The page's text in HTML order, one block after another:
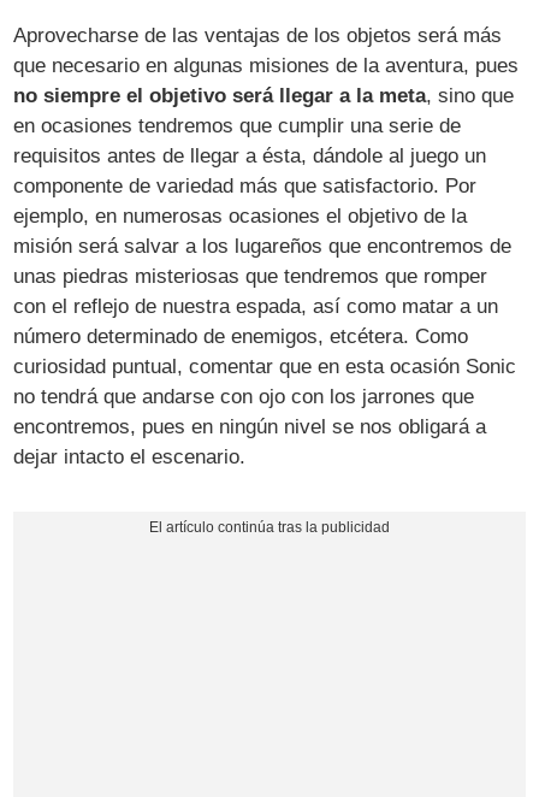
Aprovecharse de las ventajas de los objetos será más
que necesario en algunas misiones de la aventura, pues
no siempre el objetivo será llegar a la meta, sino que
en ocasiones tendremos que cumplir una serie de
requisitos antes de llegar a ésta, dándole al juego un
componente de variedad más que satisfactorio. Por
ejemplo, en numerosas ocasiones el objetivo de la
misión será salvar a los lugareños que encontremos de
unas piedras misteriosas que tendremos que romper
con el reflejo de nuestra espada, así como matar a un
número determinado de enemigos, etcétera. Como
curiosidad puntual, comentar que en esta ocasión Sonic
no tendrá que andarse con ojo con los jarrones que
encontremos, pues en ningún nivel se nos obligará a
dejar intacto el escenario.